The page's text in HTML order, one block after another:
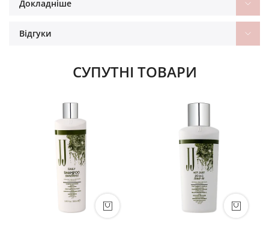
Докладніше
Відгуки
СУПУТНІ ТОВАРИ